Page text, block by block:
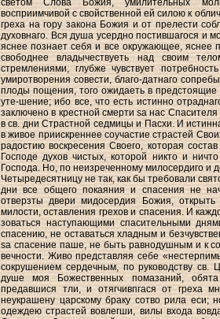
светом Слова Божия, умилительных
восприимчивой с свойственной ей силою к
греха на гору закона Божия и от прелести
духовнаго. Вся душа усердно постившагося и
яснее познает себя и все окружающее, яснее
свободнее владычествуеть над своим
стремлениями, глубже чувствует
умиротворения совести, благо-датнаго
плоды пощения, того ожидаеть в
уте-шение; ибо все, что есть истинно
заключено в крестной смерти sa нас
в св. дни Страстной седмицы и Пасхи. И
в живое приискреннее соучастие страстей
радостию воскресения Своего, которая
Господе духов чистых, которой никто и
Господа. Но, по неизреченному милосердиго и
Четыредесятницу не так, как бы требовали
дни все общего покаяния и спасения не
отверзты двери мидосердия Божия,
милости, оставления грехов и спасения. И
зоваться наступающими спасительными
спасению, не оставаться хладным и
sa спасение паше, не быть равнодушным и к
вечности. Живо представляя себе
сокрушением сердечным, по руководству св.
душе моя Божественных помазаний,
предавшися тли, и отягчивпгася от греха
неукрашену царскому браку сотво рила еси;
одеждею страстей вовлегши, вилы входа